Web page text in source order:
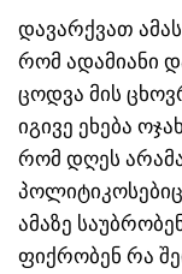
დავარქვათ
რომ ადამიანი
ცოდვა მის
იგივე ეხება
რომ დღეს
ამაზე
ფიქრობენ რა